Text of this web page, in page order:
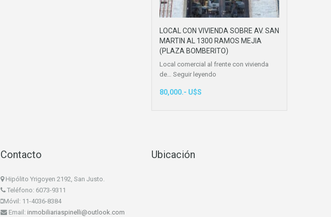
LOCAL CON VIVIENDA SOBRE AV. SAN
MARTIN AL 1300 RAMOS MEJIA
(PLAZA BOMBERITO)
Local comercial al frente con vivienda
de… Seguir leyendo
80,000.- U$S
Contacto
Hipólito Yrigoyen 2192, San Justo.
Teléfono: 6073-9311
Móvil: 11-4036-8384
Email: inmobiliariaspinelli@outlook.com
Ubicación